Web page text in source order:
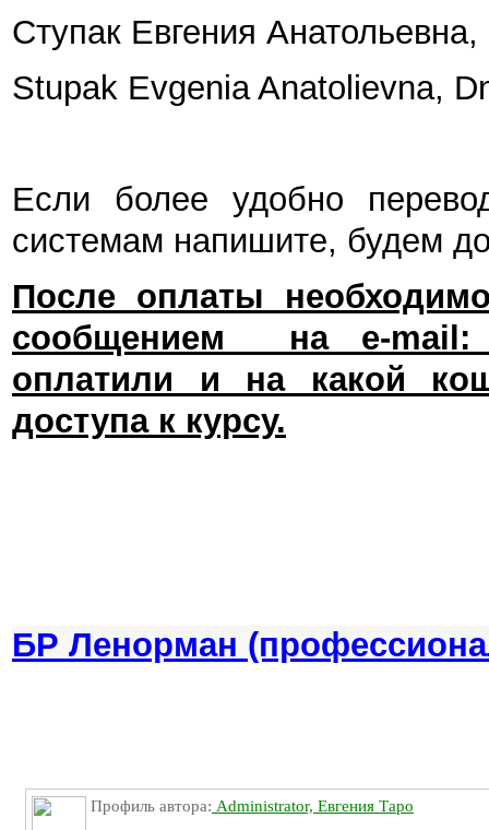
Ступак Евгения
Stupak Evgenia Anatolievna,
Если более удобно
системам напишите, будем
После оплаты
сообщением на e-
оплатили и на какой
доступа к курсу.
БР Ленорман
Профиль автора: Administrator, Евгения Таро